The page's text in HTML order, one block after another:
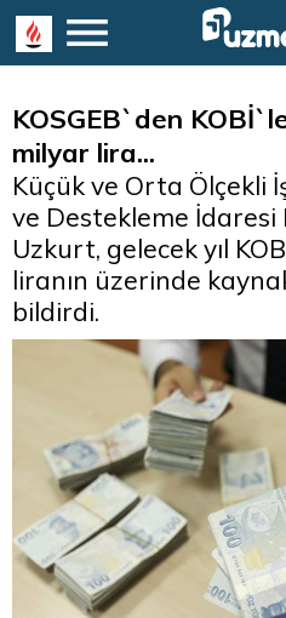
KOSGEB`den
milyar lira...
Küçük ve Orta Ölçekli
ve Destekleme İdaresi
Uzkurt, gelecek yıl
liranın üzerinde
bildirdi.